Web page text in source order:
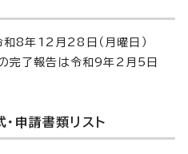
和8年12月28日（月曜日）
完了報告は令和9年2月5日
申請書類リスト